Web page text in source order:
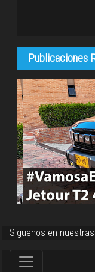
Publicaciones
Siguenos en